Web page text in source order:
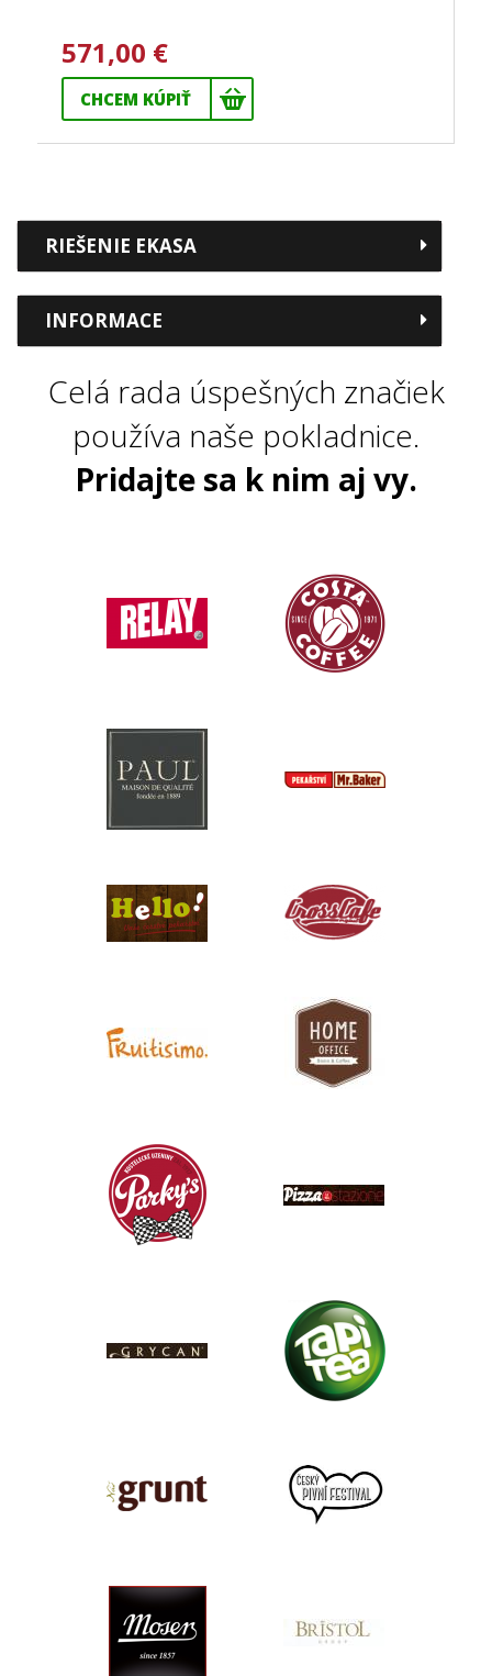
RIEŠENIE EKASA
INFORMACE
571,00 €
CHCEM KÚPIŤ
Celá rada úspešných značiek
používa naše pokladnice.
Pridajte sa k nim aj vy.